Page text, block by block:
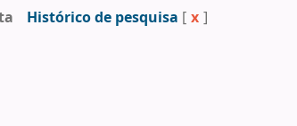
Histórico de pesquisa [ x ]